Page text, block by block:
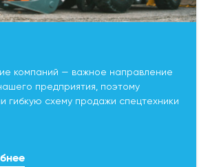
компаний — важное направление
предприятия, поэтому
гибкую схему продажи спецтехники